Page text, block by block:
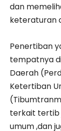
dan
keteraturan
Penertiban
tempatnya
Daerah
Ketertiban
terkait tertib
umum ,dan